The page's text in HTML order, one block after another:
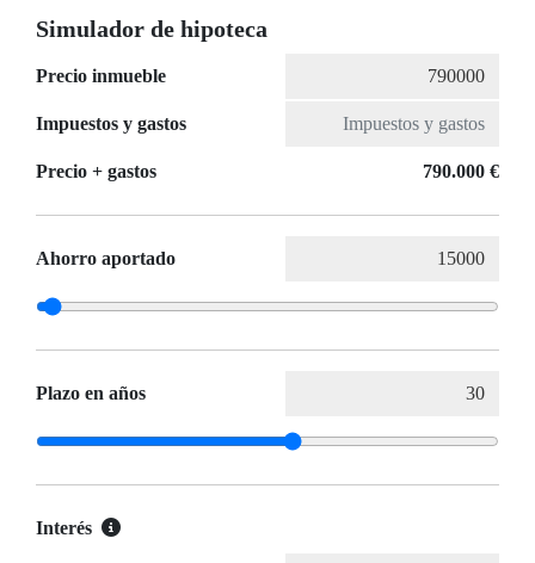
Simulador de hipoteca
Precio inmueble
Impuestos y gastos
Precio + gastos 790.000 €
Ahorro aportado
Plazo en años
Interés